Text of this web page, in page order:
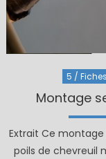
5 /
Montage
Extrait Ce montage
poils de chevreuil